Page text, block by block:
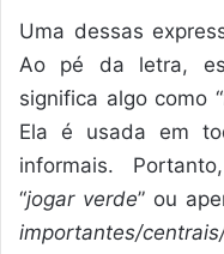
Uma dessas
Ao pé da letra,
significa algo como “
Ela é usada em
informais.
“jogar verde” ou
importantes/